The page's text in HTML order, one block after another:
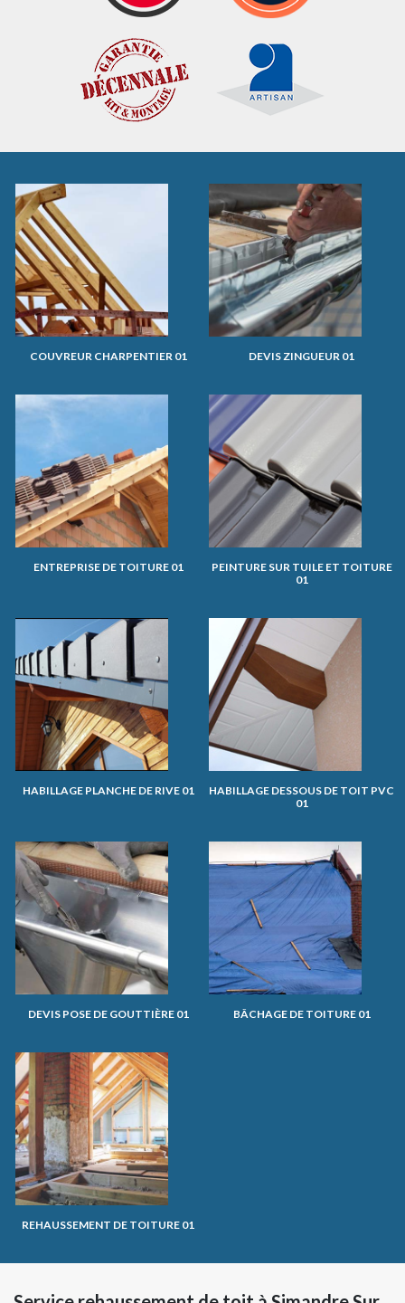
COUVREUR CHARPENTIER 01 DEVIS ZINGUEUR 01
ENTREPRISE DE TOITURE 01
PEINTURE SUR TUILE ET TOITURE
01
HABILLAGE PLANCHE DE RIVE 01
HABILLAGE DESSOUS DE TOIT PVC
01
DEVIS POSE DE GOUTTIÈRE 01 BÂCHAGE DE TOITURE 01
REHAUSSEMENT DE TOITURE 01